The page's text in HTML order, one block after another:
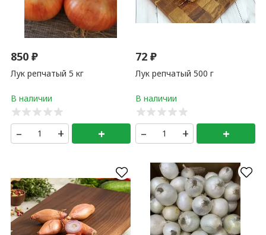
850₽
Лук репчатый 5 кг
– + +
72₽
Лук репчатый 500 г
– + +